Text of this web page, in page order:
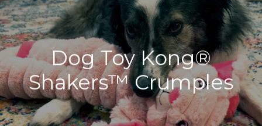
Dog Toy Kong®
Shakers™ Crumples